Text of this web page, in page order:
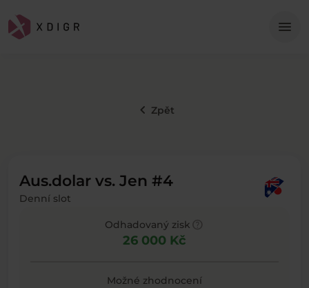
menu
keyboard_arrow_left Zpět
Aus.dolar vs. Jen #4
Denní slot
Odhadovaný zisk
26 000 Kč
Možné zhodnocení